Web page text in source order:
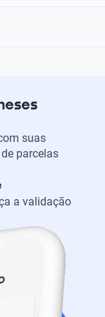
suas
parcelas
a validação